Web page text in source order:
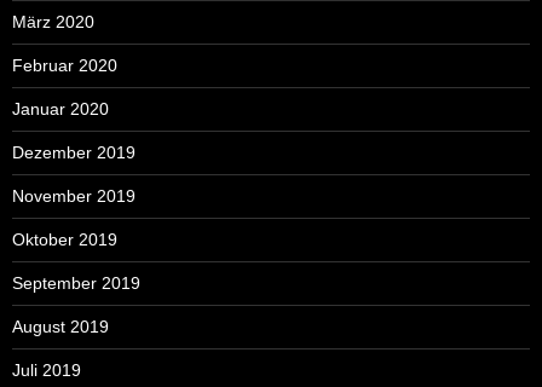
März 2020
Februar 2020
Januar 2020
Dezember 2019
November 2019
Oktober 2019
September 2019
August 2019
Juli 2019